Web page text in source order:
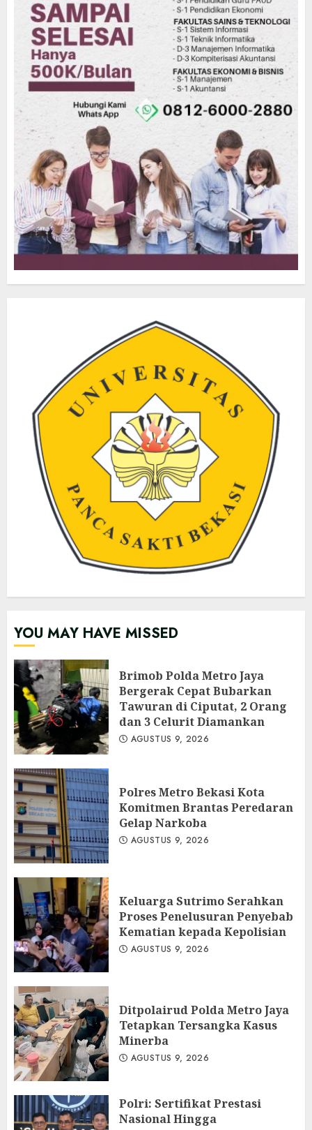
YOU MAY HAVE MISSED
Brimob Polda Metro Jaya
Bergerak Cepat Bubarkan
Tawuran di Ciputat, 2 Orang
dan 3 Celurit Diamankan
AGUSTUS 9, 2026
Polres Metro Bekasi Kota
Komitmen Brantas Peredaran
Gelap Narkoba
AGUSTUS 9, 2026
Keluarga Sutrimo Serahkan
Proses Penelusuran Penyebab
Kematian kepada Kepolisian
AGUSTUS 9, 2026
Ditpolairud Polda Metro Jaya
Tetapkan Tersangka Kasus
Minerba
AGUSTUS 9, 2026
Polri: Sertifikat Prestasi
Nasional Hingga